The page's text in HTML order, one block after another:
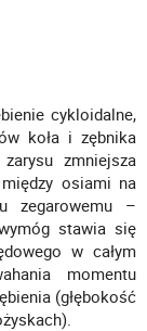
cykloidalne,
koła i zębnika
zmniejsza
osiami na
zegarowemu –
stawia się
w całym
momentu
(głębokość